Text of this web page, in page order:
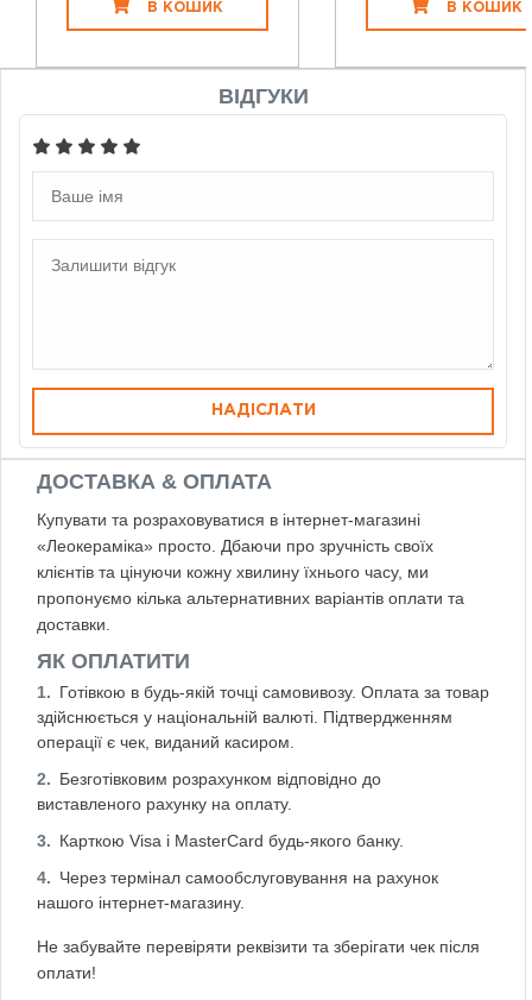
В КОШИК В КОШИК
ВІДГУКИ
НАДІСЛАТИ
ДОСТАВКА & ОПЛАТА
Купувати та розраховуватися в інтернет-магазині
«Леокераміка» просто. Дбаючи про зручність своїх
клієнтів та цінуючи кожну хвилину їхнього часу, ми
пропонуємо кілька альтернативних варіантів оплати та
доставки.
ЯК ОПЛАТИТИ
Готівкою в будь-якій точці самовивозу. Оплата за товар
здійснюється у національній валюті. Підтвердженням
операції є чек, виданий касиром.
Безготівковим розрахунком відповідно до
виставленого рахунку на оплату.
Карткою Visa і MasterCard будь-якого банку.
Через термінал самообслуговування на рахунок
нашого інтернет-магазину.
Не забувайте перевіряти реквізити та зберігати чек після
оплати!